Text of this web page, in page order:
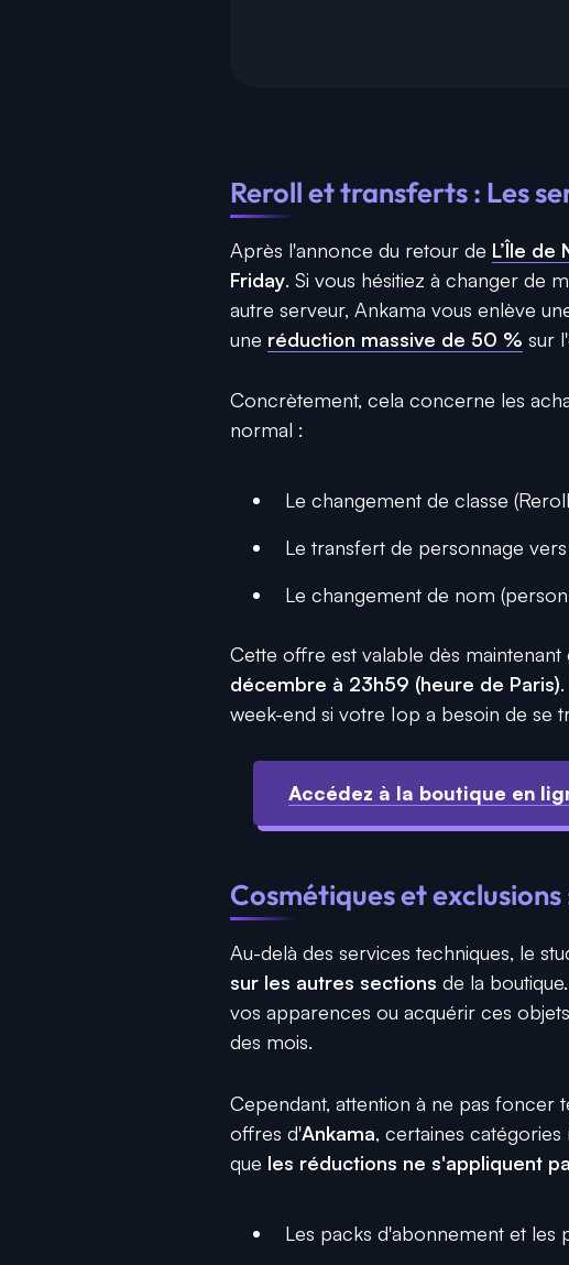
Reroll et transferts : Les
Après l'annonce du retour de L’Île
Friday. Si vous hésitiez à changer de
autre serveur, Ankama vous enlève
une réduction massive de 50 % sur
Concrètement, cela concerne les
normal :
Le changement de classe
Le transfert de personnage
Le changement de nom
Cette offre est valable dès
décembre à 23h59 (heure de Paris)
week-end si votre Iop a besoin de se
Accédez à la boutique en
Cosmétiques et
Au-delà des services techniques, le
sur les autres sections de la
vos apparences ou acquérir ces
des mois.
Cependant, attention à ne pas foncer
offres d'Ankama, certaines catégories
que les réductions ne s'appliquent
Les packs d'abonnement et les